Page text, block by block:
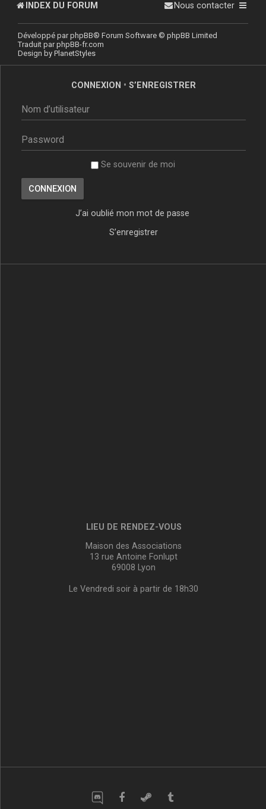
INDEX DU FORUM Nous contacter
Développé parphpBB® Forum Software © phpBB Limited
Traduit parphpBB-fr.com
Design by PlanetStyles
CONNEXION • S’ENREGISTRER
Se souvenir de moi
J’ai oublié mon mot de passe
S’enregistrer
LIEU DE RENDEZ-VOUS
Maison des Associations
13 rue Antoine Fonlupt
69008 Lyon
Le Vendredi soir à partir de 18h30